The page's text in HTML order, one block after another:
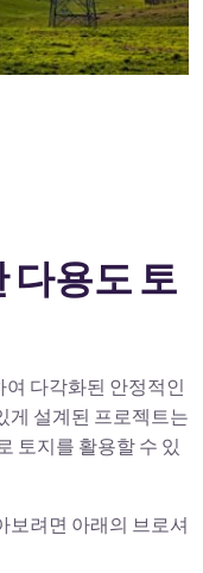
다용도 토
다각화된 안정적인
게 설계된 프로젝트는
토지를 활용할 수 있
보려면 아래의 브로셔